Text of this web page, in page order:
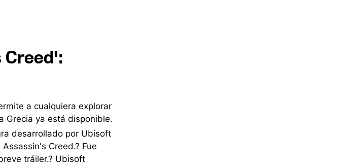
Creed':
a cualquiera explorar
Grecia ya está disponible.
desarrollado por Ubisoft
Creed.? Fue
tráiler.? Ubisoft